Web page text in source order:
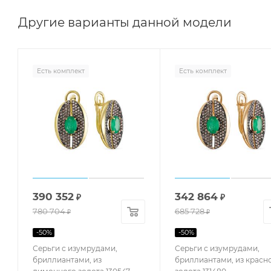
Другие варианты данной модели
Есть комплект
Серьги с изумрудами,
бриллиантами, из
390 352 ₽
780 704₽
-50%
Есть комплект
Серьги с изумрудами,
бриллиантами, из
342 864₽
685 728₽
-50%